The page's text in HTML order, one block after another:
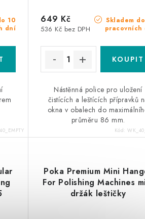
10
dní
Skladem
pracovních
536 Kč bez DPH
649 Kč
Nástěnná police pro uložení
čistících a leštících přípravků
okna v obalech do
průměru 86 mm.
Kód:
Poka Premium Mini
For Polishing Machines
držák leštičky